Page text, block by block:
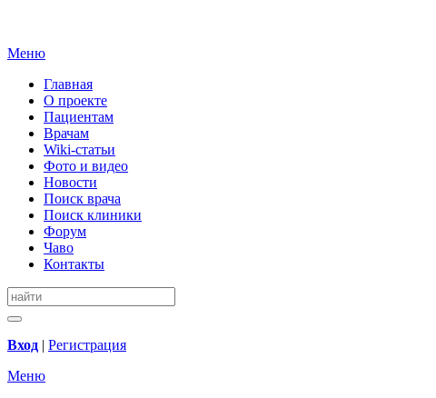
Меню
Главная
О проекте
Пациентам
Врачам
Wiki-статьи
Фото и видео
Новости
Поиск врача
Поиск клиники
Форум
Чаво
Контакты
Вход | Регистрация
Меню